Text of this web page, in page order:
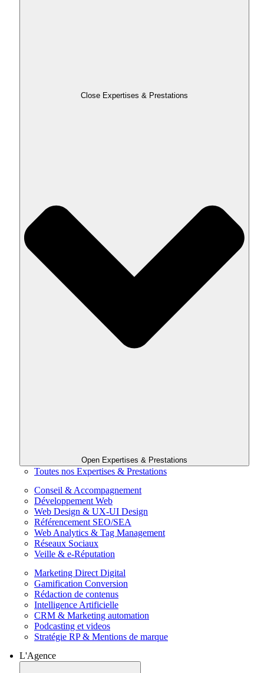
Close Expertises & Prestations
Open Expertises & Prestations
Toutes nos Expertises & Prestations
Conseil & Accompagnement
Développement Web
Web Design & UX-UI Design
Référencement SEO/SEA
Web Analytics & Tag Management
Réseaux Sociaux
Veille & e-Réputation
Marketing Direct Digital
Gamification Conversion
Rédaction de contenus
Intelligence Artificielle
CRM & Marketing automation
Podcasting et videos
Stratégie RP & Mentions de marque
L'Agence